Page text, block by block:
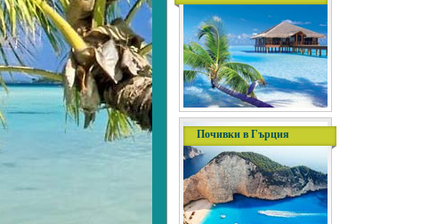
Почивки в Гърция